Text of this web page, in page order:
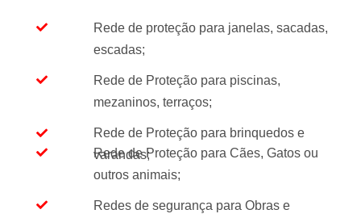
Rede de proteção para janelas, sacadas,
escadas;
Rede de Proteção para piscinas,
mezaninos, terraços;
Rede de Proteção para brinquedos e
varandas;
Rede de Proteção para Cães, Gatos ou
outros animais;
Redes de segurança para Obras e